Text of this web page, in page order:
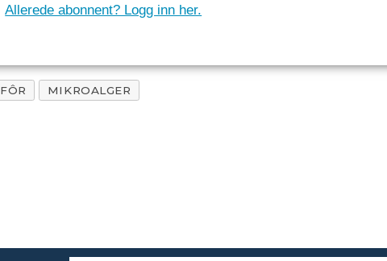
Allerede abonnent? Logg inn her.
FÔR MIKROALGER